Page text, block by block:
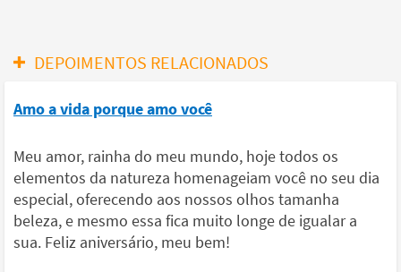
DEPOIMENTOS RELACIONADOS
Amo a vida porque amo você
Meu amor, rainha do meu mundo, hoje todos os
elementos da natureza homenageiam você no seu dia
especial, oferecendo aos nossos olhos tamanha
beleza, e mesmo essa fica muito longe de igualar a
sua. Feliz aniversário, meu bem!